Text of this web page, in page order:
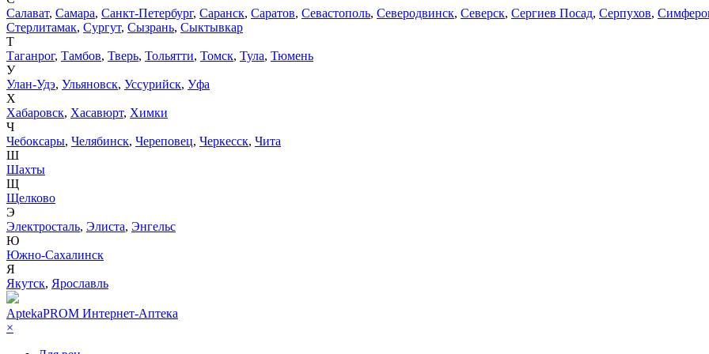
Салават, Самара, Санкт-Петербург, Саранск, Саратов, Севастополь, Северодвинск, Северск, Сергиев Посад, Серпухов,
Стерлитамак, Сургут, Сызрань, Сыктывкар
Т
Таганрог, Тамбов, Тверь, Тольятти, Томск, Тула, Тюмень
У
Улан-Удэ, Ульяновск, Уссурийск, Уфа
Х
Хабаровск, Хасавюрт, Химки
Ч
Чебоксары, Челябинск, Череповец, Черкесск, Чита
Ш
Шахты
Щ
Щелково
Э
Электросталь, Элиста, Энгельс
Ю
Южно-Сахалинск
Я
Якутск, Ярославль
AptekaPROM Интернет-Аптека
×